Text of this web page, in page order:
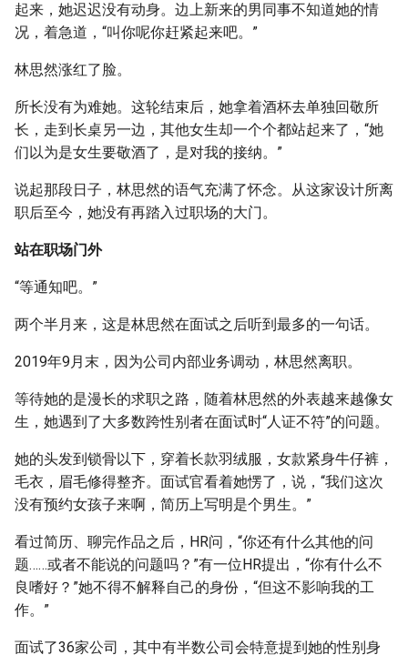
起来，她迟迟没有动身。边上新来的男同事不知道她的情
况，着急道，“叫你呢你赶紧起来吧。”
林思然涨红了脸。
所长没有为难她。这轮结束后，她拿着酒杯去单独回敬所
长，走到长桌另一边，其他女生却一个个都站起来了，“她
们以为是女生要敬酒了，是对我的接纳。”
说起那段日子，林思然的语气充满了怀念。从这家设计所离
职后至今，她没有再踏入过职场的大门。
站在职场门外
“等通知吧。”
两个半月来，这是林思然在面试之后听到最多的一句话。
2019年9月末，因为公司内部业务调动，林思然离职。
等待她的是漫长的求职之路，随着林思然的外表越来越像女
生，她遇到了大多数跨性别者在面试时“人证不符”的问题。
她的头发到锁骨以下，穿着长款羽绒服，女款紧身牛仔裤，
毛衣，眉毛修得整齐。面试官看着她愣了，说，“我们这次
没有预约女孩子来啊，简历上写明是个男生。”
看过简历、聊完作品之后，HR问，“你还有什么其他的问
题……或者不能说的问题吗？”有一位HR提出，“你有什么不
良嗜好？”她不得不解释自己的身份，“但这不影响我的工
作。”
面试了36家公司，其中有半数公司会特意提到她的性别身